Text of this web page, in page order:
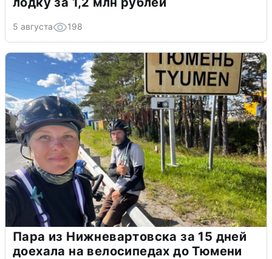
5 августа 198
Пара из Нижневартовска за 15 дней
доехала на велосипедах до Тюмени